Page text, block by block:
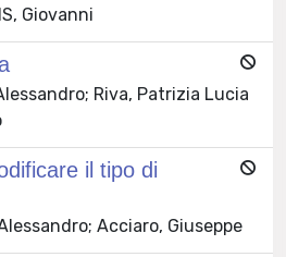
Giovanni
Riva, Patrizia Lucia
il tipo di
Acciaro, Giuseppe